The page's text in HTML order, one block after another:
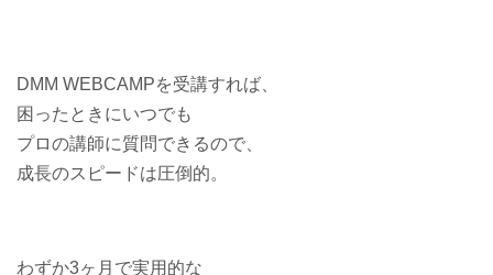
DMM WEBCAMPを受講すれば、
困ったときにいつでも
プロの講師に質問できるので、
成長のスピードは圧倒的。
わずか3ヶ月で実用的な